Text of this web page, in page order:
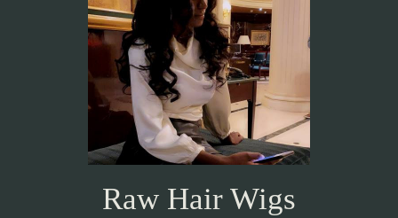
Raw Hair Wigs